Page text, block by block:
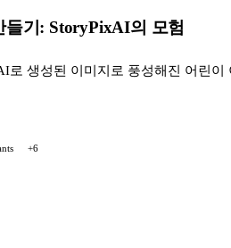
기: StoryPixAI의 모험
로 생성된 이미지로 풍성해진 어린
+6